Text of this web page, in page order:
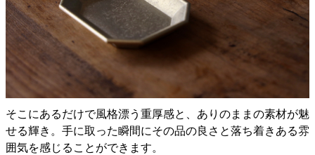
そこにあるだけで風格漂う重厚感と、ありのままの素材が魅
せる輝き。手に取った瞬間にその品の良さと落ち着きある雰
囲気を感じることができます。